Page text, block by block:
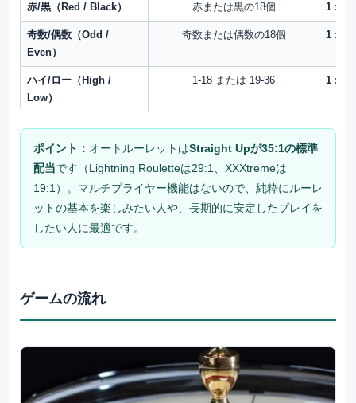
赤/黒（Red / Black） 赤または黒の18個 1 : 1
奇数/偶数（Odd /
Even）
奇数または偶数の18個 1 : 1
ハイ/ロー（High /
Low）
1-18 または 19-36 1 : 1
ポイント： オートルーレットはStraight Upが35:1の標準
配当です（Lightning Rouletteは29:1、XXXtremeは
19:1）。マルチプライヤー機能はないので、純粋にルーレ
ットの基本を楽しみたい人や、長期的に安定したプレイを
したい人に最適です。
ゲームの流れ